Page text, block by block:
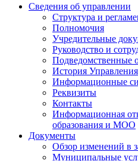
Сведения об управлении
Структура и
Полномочия
Учредительные
Руководство и
Подведомственные
История
Информационные
Реквизиты
Контакты
Информационная
образования и МОО
Документы
Обзор изменений в
Муниципальные